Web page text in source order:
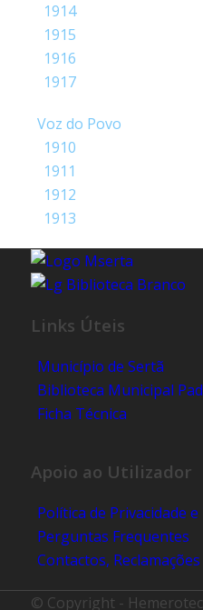
1914
1915
1916
1917
Voz do Povo
1910
1911
1912
1913
Links Úteis
Município de Sertã
Biblioteca Municipal
Ficha Técnica
Apoio ao Utilizador
Política de Privacidade
Perguntas Frequentes
Contactos,
© Copyright -